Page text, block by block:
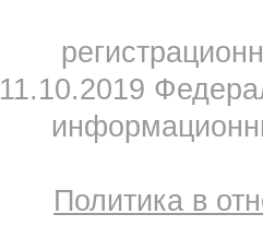
11.10.2019
Политика в